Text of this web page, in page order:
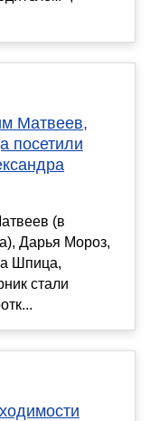
Матвеев,
посетили
(в
Дарья Мороз,
Шпица,
стали